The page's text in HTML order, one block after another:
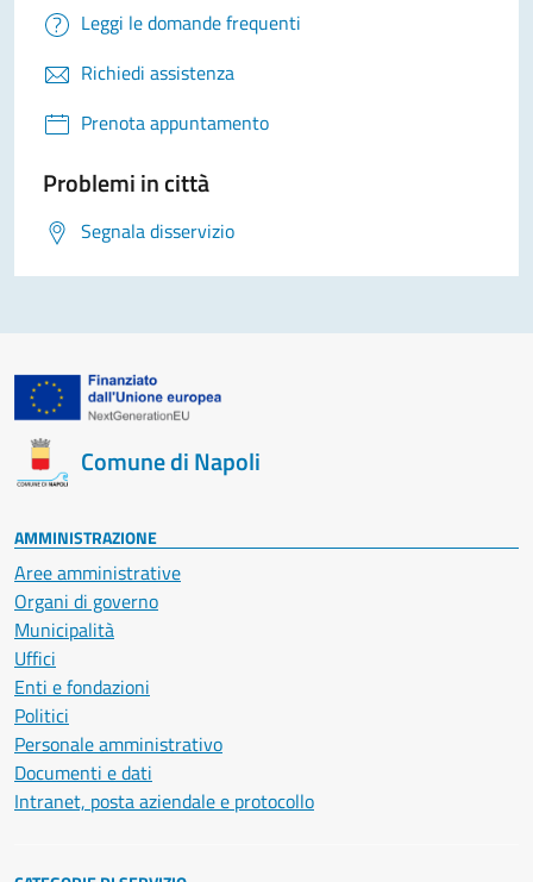
Leggi le domande frequenti
Richiedi assistenza
Prenota appuntamento
Problemi in città
Segnala disservizio
Comune di Napoli
AMMINISTRAZIONE
Aree amministrative
Organi di governo
Municipalità
Uffici
Enti e fondazioni
Politici
Personale amministrativo
Documenti e dati
Intranet, posta aziendale e protocollo